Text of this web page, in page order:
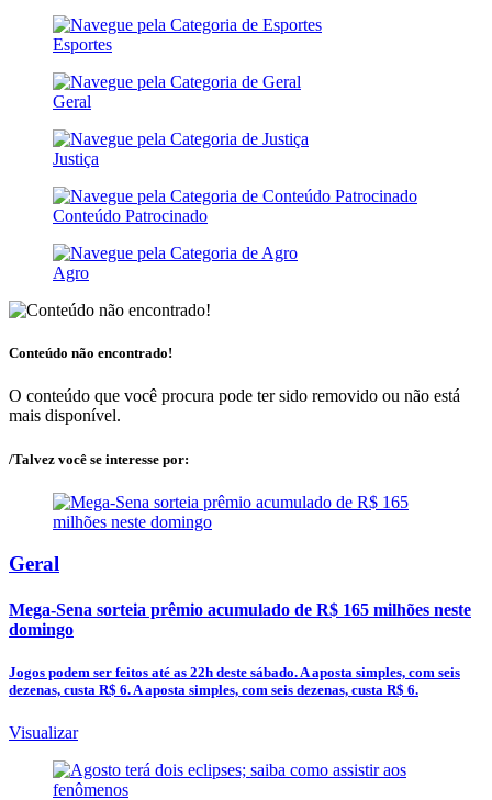
Esportes
Geral
Justiça
Conteúdo Patrocinado
Agro
Conteúdo não encontrado!
O conteúdo que você procura pode ter sido removido ou não está
mais disponível.
/Talvez você se interesse por:
Geral
Mega-Sena sorteia prêmio acumulado de R$ 165 milhões neste
domingo
Jogos podem ser feitos até as 22h deste sábado. A aposta simples, com seis
dezenas, custa R$ 6. A aposta simples, com seis dezenas, custa R$ 6.
Visualizar